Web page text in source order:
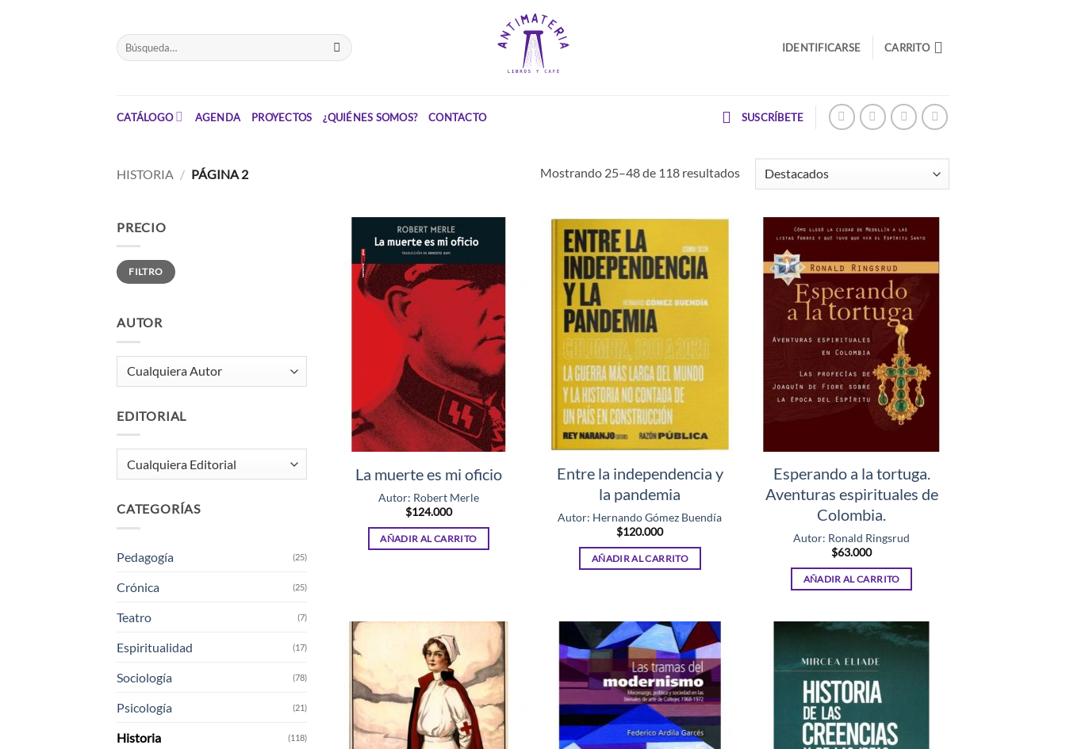
Buscar
por:
IDENTIFICARSE CARRITO
CATÁLOGO AGENDA PROYECTOS ¿QUIÉNES SOMOS? CONTACTO SUSCRÍBETE
HISTORIA / PÁGINA 2 Mostrando 25–48 de 118 resultados
PRECIO
Precio
mínimo
Precio
máximo
FILTRO
AUTOR
EDITORIAL
CATEGORÍAS
Pedagogía (25)
Crónica (25)
Teatro (7)
Espiritualidad (17)
Sociología (78)
Psicología (21)
Historia (118)
La muerte es mi oficio
Autor: Robert Merle
$124.000
AÑADIR AL CARRITO
Entre la independencia y
la pandemia
Autor: Hernando Gómez Buendía
$120.000
AÑADIR AL CARRITO
Esperando a la tortuga.
Aventuras espirituales de
Colombia.
Autor: Ronald Ringsrud
$63.000
AÑADIR AL CARRITO